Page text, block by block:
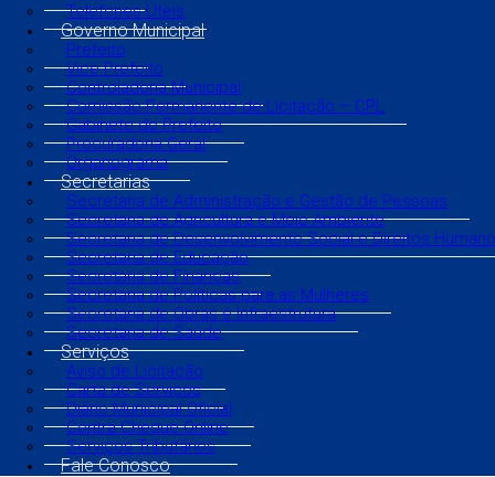
Telefones Úteis
Governo Municipal
Prefeito
Vice Prefeito
Controladoria Municipal
Comissão Permanente de Licitação – CPL
Gabinete do Prefeito
Procuradoria Geral
Organograma
Secretarias
Secretaria de Administração e Gestão de Pessoas
Secretaria de Agricultura e Meio Ambiente
Secretaria de Desenvolvimento Social e Direitos
Secretaria de Educação
Secretaria de Finanças
Secretaria de Políticas para as Mulheres
Secretaria de Obras e Infraestrutura
Secretaria de Saúde
Serviços
Aviso de Licitação
Carta de Serviços
Diário Municipal Oficial
Contra Cheque Online
Serviços Tributários
Fale Conosco